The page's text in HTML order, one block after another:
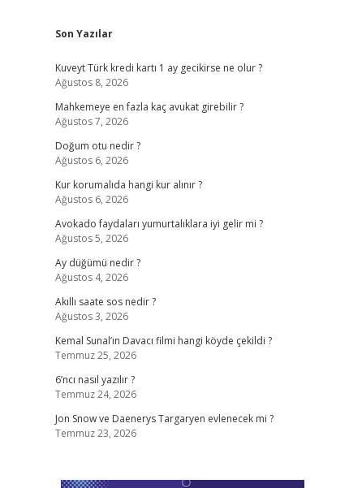
Sidebar
Son Yazılar
Kuveyt Türk kredi kartı 1 ay gecikirse ne olur ?
Ağustos 8, 2026
Mahkemeye en fazla kaç avukat girebilir ?
Ağustos 7, 2026
Doğum otu nedir ?
Ağustos 6, 2026
Kur korumalıda hangi kur alınır ?
Ağustos 6, 2026
Avokado faydaları yumurtalıklara iyi gelir mi ?
Ağustos 5, 2026
Ay düğümü nedir ?
Ağustos 4, 2026
Akıllı saate sos nedir ?
Ağustos 3, 2026
Kemal Sunal’ın Davacı filmi hangi köyde çekildi ?
Temmuz 25, 2026
6’ncı nasıl yazılır ?
Temmuz 24, 2026
Jon Snow ve Daenerys Targaryen evlenecek mi ?
Temmuz 23, 2026
betcivdcasino giriş